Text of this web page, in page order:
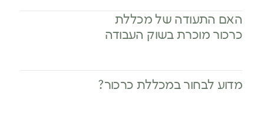
האם התעודה של מכללת
כרכור מוכרת בשוק העבודה
מדוע לבחור במכללת כרכור?